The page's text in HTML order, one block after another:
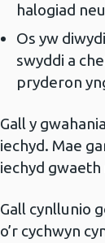
halogiad
Os yw
swyddi a
pryderon
Gall y
iechyd. Mae
iechyd gwaeth
Gall cynllunio
o’r cychwyn